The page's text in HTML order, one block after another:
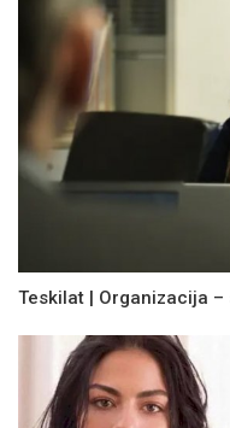
Teskilat | Organizacija